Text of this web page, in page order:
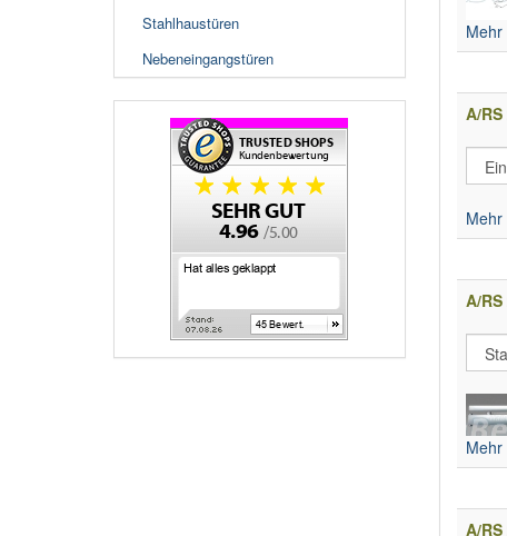
Stahlhaustüren
Nebeneingangstüren
A/
A/
A/